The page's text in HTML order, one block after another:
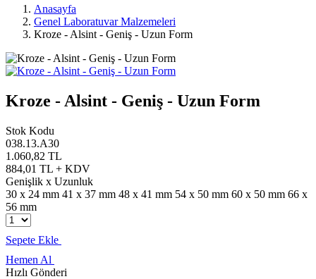
Anasayfa
Genel Laboratuvar Malzemeleri
Kroze - Alsint - Geniş - Uzun Form
Kroze - Alsint - Geniş - Uzun Form
Stok Kodu
038.13.A30
1.060,82 TL
884,01 TL + KDV
Genişlik x Uzunluk
30 x 24 mm 41 x 37 mm 48 x 41 mm 54 x 50 mm 60 x 50 mm 66 x
56 mm
Sepete Ekle
Hemen Al
Hızlı Gönderi